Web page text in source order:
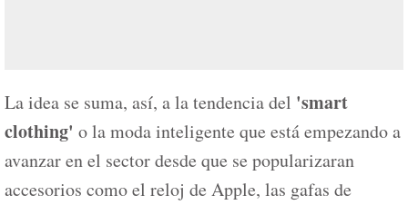
La idea se suma, así, a la tendencia del 'smart
clothing' o la moda inteligente que está empezando a
avanzar en el sector desde que se popularizaran
accesorios como el reloj de Apple, las gafas de